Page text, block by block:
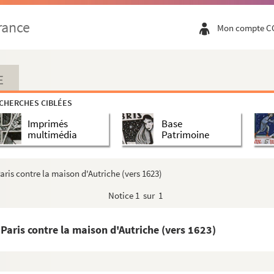
Mon compte
CIBLÉES
Imprimés
multimédia
Base
Patrimoine
contre la maison d'Autriche (vers 1623)
Notice 1 sur 1
contre la maison d'Autriche (vers 1623)
et ses droits et les plus célèbres démeslez entr...
Comté : recueil de pièces
leur rôle, au point de vue de la province de Franc...
les autres » : documents recueillis par Jules...
sur l'autre... » : documents recueillis par Jules...
du duc Philippe, son père, pour protester ...